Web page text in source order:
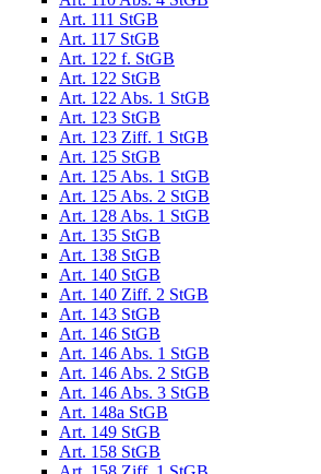
Art. 111 StGB
Art. 117 StGB
Art. 122 f. StGB
Art. 122 StGB
Art. 122 Abs. 1 StGB
Art. 123 StGB
Art. 123 Ziff. 1 StGB
Art. 125 StGB
Art. 125 Abs. 1 StGB
Art. 125 Abs. 2 StGB
Art. 128 Abs. 1 StGB
Art. 135 StGB
Art. 138 StGB
Art. 140 StGB
Art. 140 Ziff. 2 StGB
Art. 143 StGB
Art. 146 StGB
Art. 146 Abs. 1 StGB
Art. 146 Abs. 2 StGB
Art. 146 Abs. 3 StGB
Art. 148a StGB
Art. 149 StGB
Art. 158 StGB